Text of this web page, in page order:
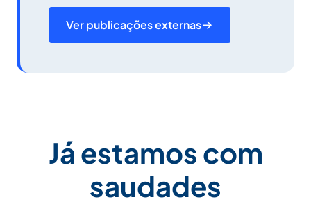
Ver publicações externas
Já estamos com
saudades